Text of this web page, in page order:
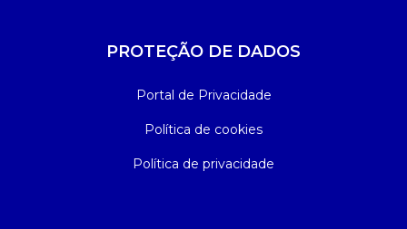
PROTEÇÃO DE DADOS
Portal de Privacidade
Política de cookies
Política de privacidade